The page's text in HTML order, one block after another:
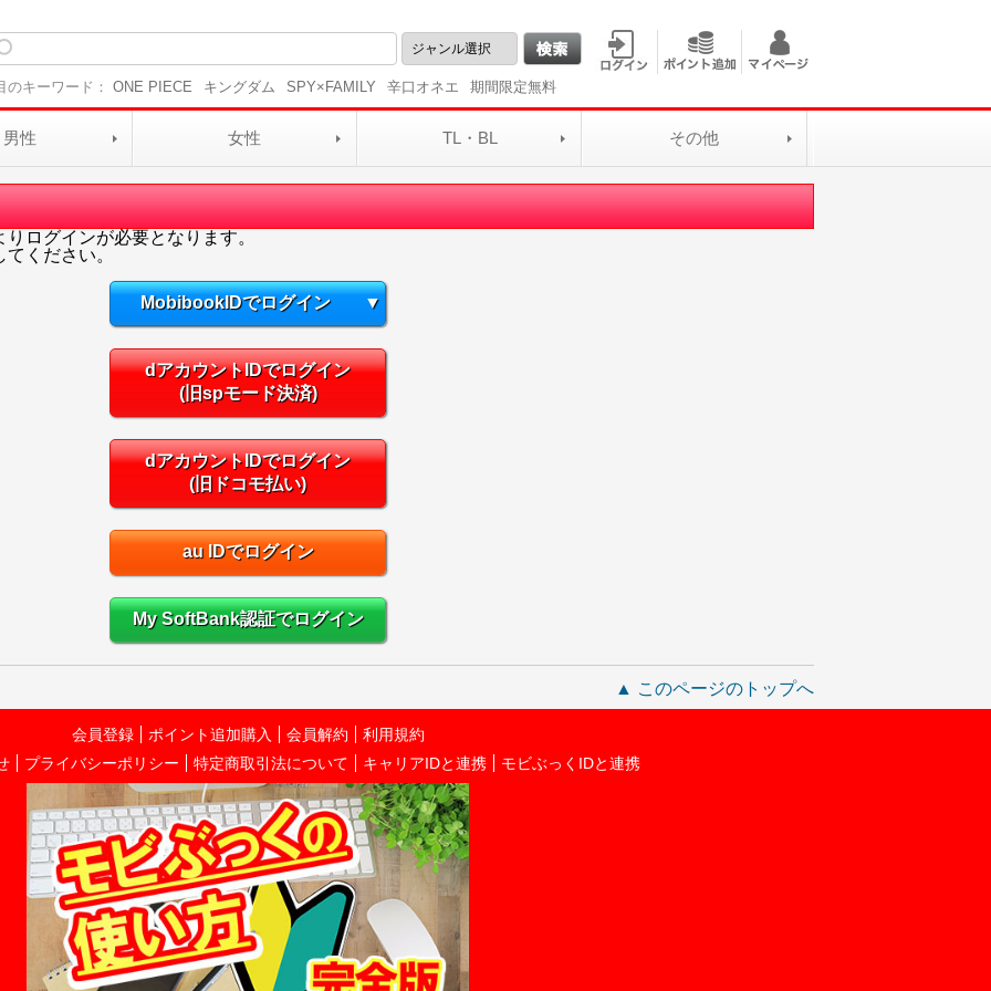
のキーワード： ONE PIECE キングダム SPY×FAMILY 辛口オネエ 期間限定無料
男性 女性 TL・BL その他
ログインが必要となります。
ください。
MobibookIDでログイン ▼
dアカウントIDでログイン
(旧spモード決済)
dアカウントIDでログイン
(旧ドコモ払い)
au IDでログイン
My SoftBank認証でログイン
▲ このページのトップへ
会員登録 ポイント追加購入 会員解約
利用規約
プライバシーポリシー 特定商取引法について キャリアIDと連携 モビぶっくIDと連携